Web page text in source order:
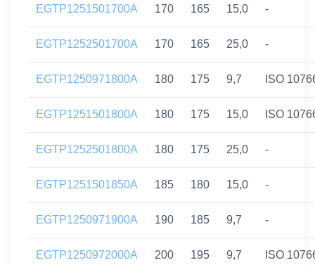
EGTP1251501700A 170 165 15,0 -
EGTP1252501700A 170 165 25,0 -
EGTP1250971800A 180 175 9,7 ISO
EGTP1251501800A 180 175 15,0 ISO
EGTP1252501800A 180 175 25,0 -
EGTP1251501850A 185 180 15,0 -
EGTP1250971900A 190 185 9,7 -
EGTP1250972000A 200 195 9,7 ISO